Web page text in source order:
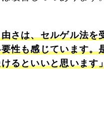
さは、セルゲル法を
性も感じています。
るといいと思います